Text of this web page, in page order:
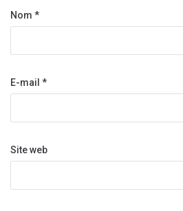
Nom *
E-mail *
Site web